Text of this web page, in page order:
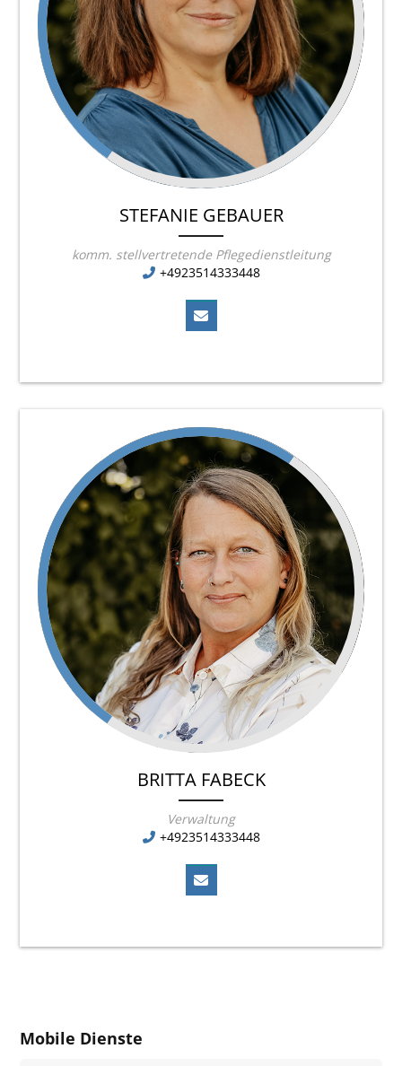
STEFANIE GEBAUER
komm. stellvertretende Pflegedienstleitung
+4923514333448
BRITTA FABECK
Verwaltung
+4923514333448
Mobile Dienste